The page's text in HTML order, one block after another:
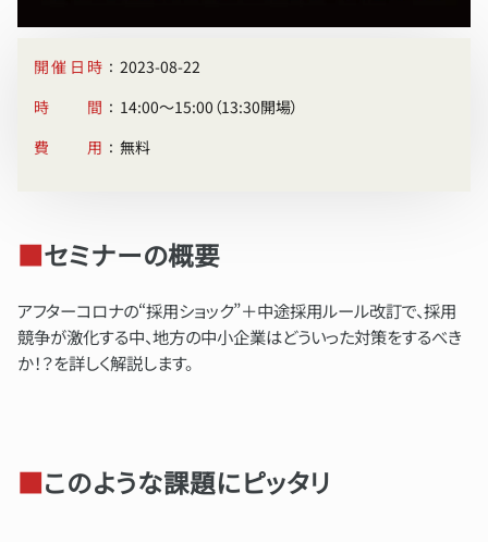
開催日時 : 2023-08-22
時間 : 14:00〜15:00（13:30開場）
費用 : 無料
■セミナーの概要
アフターコロナの“採用ショック”＋中途採用ルール改訂で、採用
競争が激化する中、地方の中小企業はどういった対策をするべき
か！？を詳しく解説します。
■このような課題にピッタリ